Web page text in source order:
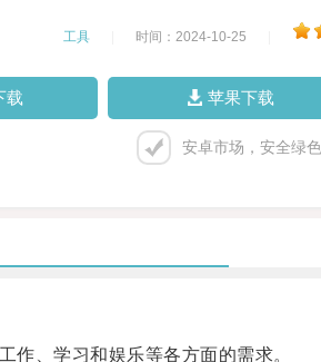
工具 时间：2024-10-25
载 苹果下载
安卓市场，安全绿色
、学习和娱乐等各方面的需求。